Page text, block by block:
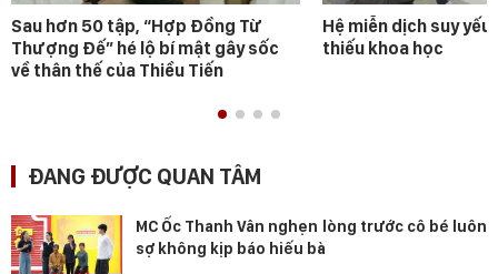
Sau hơn 50 tập, “Hợp Đồng Từ
Thượng Đế” hé lộ bí mật gây sốc
về thân thế của Thiều Tiến
Hệ miễn dịch suy
thiếu khoa học
ĐANG ĐƯỢC QUAN TÂM
MC Ốc Thanh Vân nghẹn lòng trước cô bé luôn
sợ không kịp báo hiếu bà